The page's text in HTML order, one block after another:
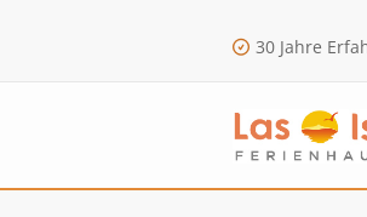
30 Jahre